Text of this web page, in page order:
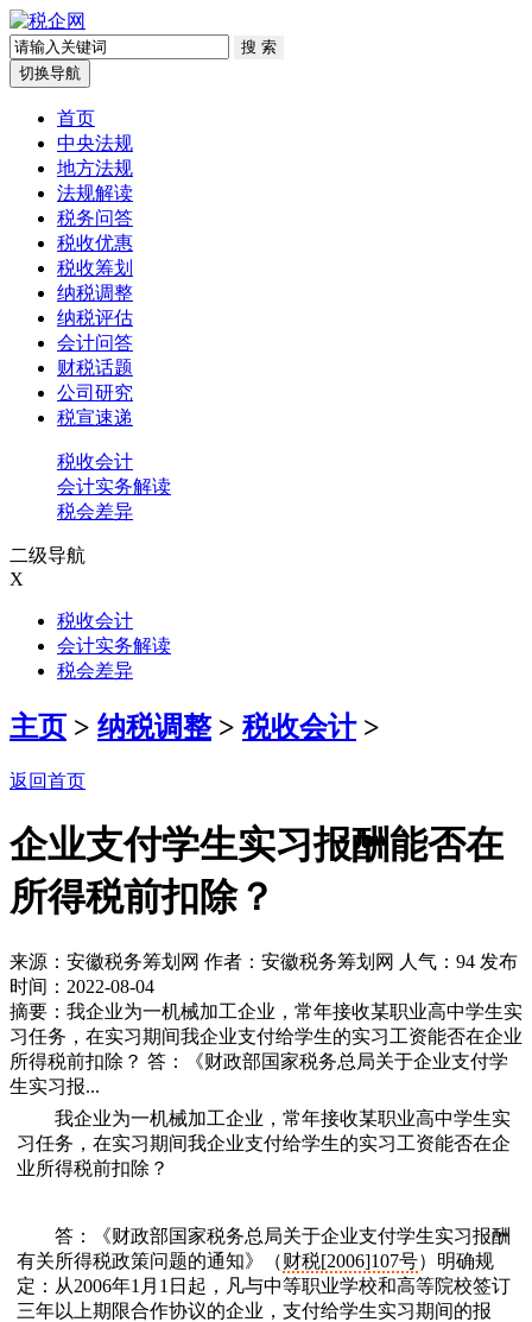
切换导航
首页
中央法规
地方法规
法规解读
税务问答
税收优惠
税收筹划
纳税调整
纳税评估
会计问答
财税话题
公司研究
税宣速递
税收会计
会计实务解读
税会差异
二级导航
X
税收会计
会计实务解读
税会差异
主页 > 纳税调整> 税收会计>
返回首页
企业支付学生实习报酬能否在
所得税前扣除？
来源：安徽税务筹划网 作者：安徽税务筹划网 人气： 94 发布
时间：2022-08-04
摘要：我企业为一机械加工企业，常年接收某职业高中学生实
习任务，在实习期间我企业支付给学生的实习工资能否在企业
所得税前扣除？ 答：《财政部国家税务总局关于企业支付学
生实习报...
我企业为一机械加工企业，常年接收某职业高中学生实
习任务，在实习期间我企业支付给学生的实习工资能否在企
业所得税前扣除？
答：《财政部国家税务总局关于企业支付学生实习报酬
有关所得税政策问题的通知》（财税[2006]107号）明确规
定：从2006年1月1日起，凡与中等职业学校和高等院校签订
三年以上期限合作协议的企业，支付给学生实习期间的报